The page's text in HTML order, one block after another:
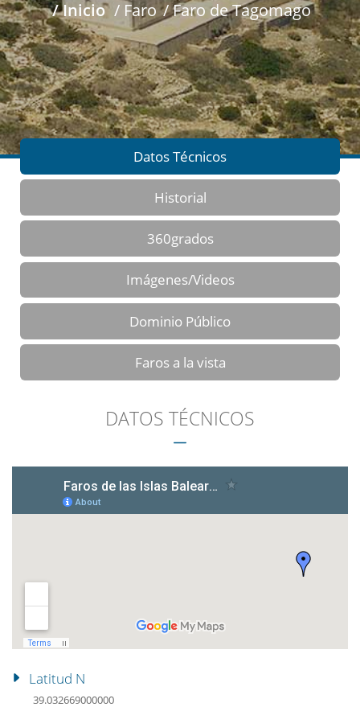
/ Inicio / Faro / Faro de Tagomago
Datos Técnicos
Historial
360grados
Imágenes/Videos
Dominio Público
Faros a la vista
DATOS TÉCNICOS
Latitud N
39.032669000000